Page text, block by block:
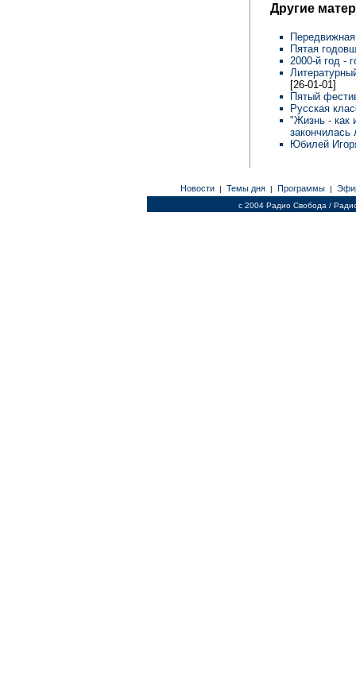
Другие
Пятая
2000-й год -
[26-01-01]
Пятый
Русская
"Жизнь - как
Юбилей
Новости | Темы дня | Программы |
c 2004 Радио Свобода /